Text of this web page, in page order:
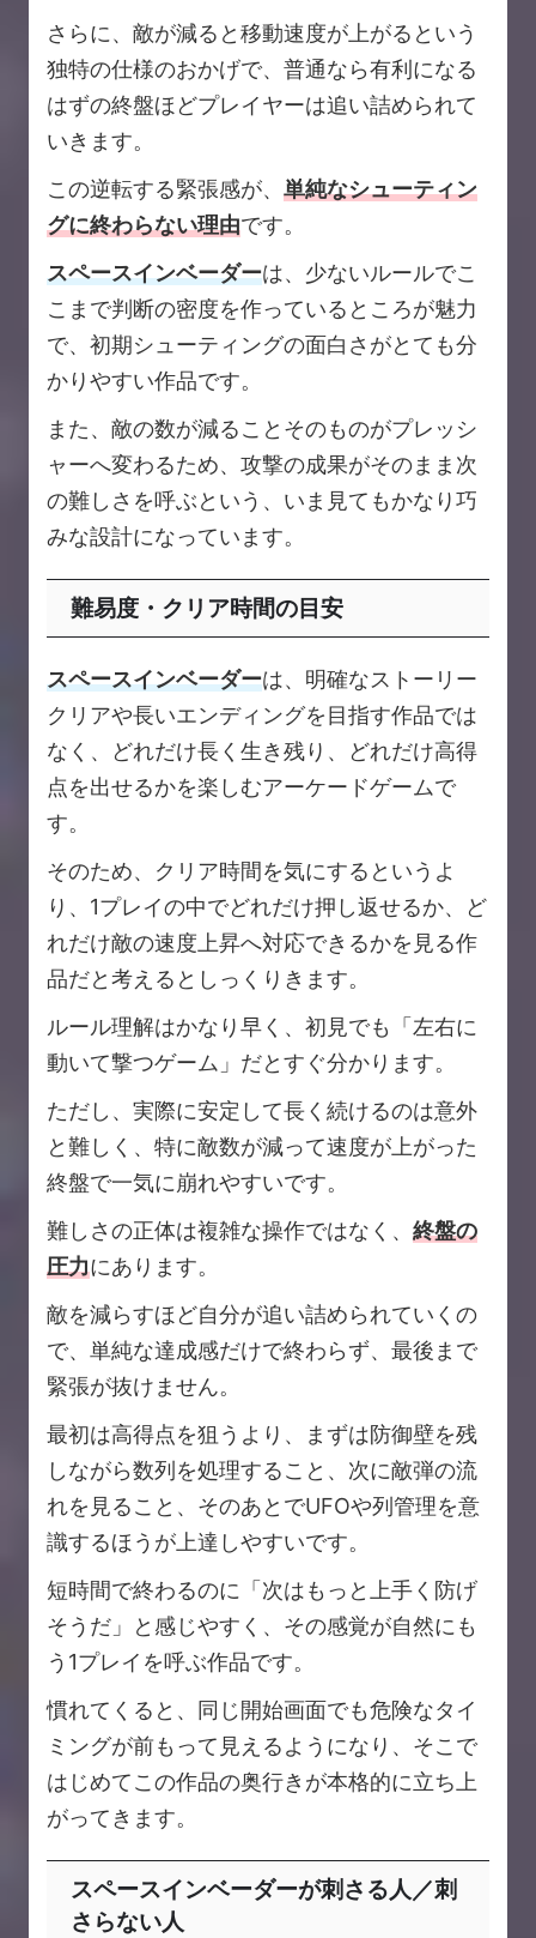
さらに、敵が減ると移動速度が上がるという
独特の仕様のおかげで、普通なら有利になる
はずの終盤ほどプレイヤーは追い詰められて
いきます。
この逆転する緊張感が、 単純なシューティン
グに終わらない理由です。
スペースインベーダーは、少ないルールでこ
こまで判断の密度を作っているところが魅力
で、初期シューティングの面白さがとても分
かりやすい作品です。
また、敵の数が減ることそのものがプレッシ
ャーへ変わるため、攻撃の成果がそのまま次
の難しさを呼ぶという、いま見てもかなり巧
みな設計になっています。
難易度・クリア時間の目安
スペースインベーダーは、明確なストーリー
クリアや長いエンディングを目指す作品では
なく、どれだけ長く生き残り、どれだけ高得
点を出せるかを楽しむアーケードゲームで
す。
そのため、クリア時間を気にするというよ
り、1プレイの中でどれだけ押し返せるか、ど
れだけ敵の速度上昇へ対応できるかを見る作
品だと考えるとしっくりきます。
ルール理解はかなり早く、初見でも「左右に
動いて撃つゲーム」だとすぐ分かります。
ただし、実際に安定して長く続けるのは意外
と難しく、特に敵数が減って速度が上がった
終盤で一気に崩れやすいです。
難しさの正体は複雑な操作ではなく、 終盤の
圧力にあります。
敵を減らすほど自分が追い詰められていくの
で、単純な達成感だけで終わらず、最後まで
緊張が抜けません。
最初は高得点を狙うより、まずは防御壁を残
しながら数列を処理すること、次に敵弾の流
れを見ること、そのあとでUFOや列管理を意
識するほうが上達しやすいです。
短時間で終わるのに「次はもっと上手く防げ
そうだ」と感じやすく、その感覚が自然にも
う1プレイを呼ぶ作品です。
慣れてくると、同じ開始画面でも危険なタイ
ミングが前もって見えるようになり、そこで
はじめてこの作品の奥行きが本格的に立ち上
がってきます。
スペースインベーダーが刺さる人／刺
さらない人